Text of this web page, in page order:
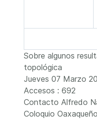
Sobre algunos
topológica
Jueves 07 Marzo
Accesos : 692
Contacto Alfredo
Coloquio Oaxaqueño